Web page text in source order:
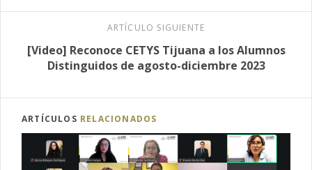
ARTÍCULO SIGUIENTE
[Video] Reconoce CETYS Tijuana a los Alumnos
Distinguidos de agosto-diciembre 2023
ARTÍCULOS RELACIONADOS